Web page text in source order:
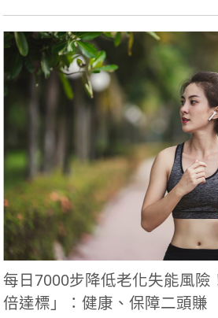
每日7000步降低老化失能風險
倍達標」：健康、保障二頭賺